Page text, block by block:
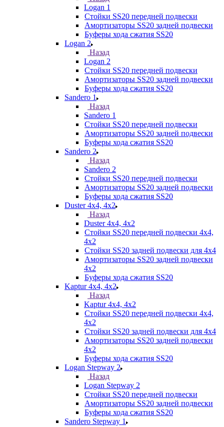
Logan 1
Стойки SS20 передней подвески
Амортизаторы SS20 задней подвески
Буферы хода сжатия SS20
Logan 2
Назад
Logan 2
Стойки SS20 передней подвески
Амортизаторы SS20 задней подвески
Буферы хода сжатия SS20
Sandero 1
Назад
Sandero 1
Стойки SS20 передней подвески
Амортизаторы SS20 задней подвески
Буферы хода сжатия SS20
Sandero 2
Назад
Sandero 2
Стойки SS20 передней подвески
Амортизаторы SS20 задней подвески
Буферы хода сжатия SS20
Duster 4х4, 4x2
Назад
Duster 4х4, 4x2
Стойки SS20 передней подвески 4х4,
4x2
Стойки SS20 задней подвески для 4х4
Амортизаторы SS20 задней подвески
4х2
Буферы хода сжатия SS20
Kaptur 4х4, 4х2
Назад
Kaptur 4х4, 4х2
Стойки SS20 передней подвески 4х4,
4x2
Стойки SS20 задней подвески для 4х4
Амортизаторы SS20 задней подвески
4х2
Буферы хода сжатия SS20
Logan Stepway 2
Назад
Logan Stepway 2
Стойки SS20 передней подвески
Амортизаторы SS20 задней подвески
Буферы хода сжатия SS20
Sandero Stepway 1